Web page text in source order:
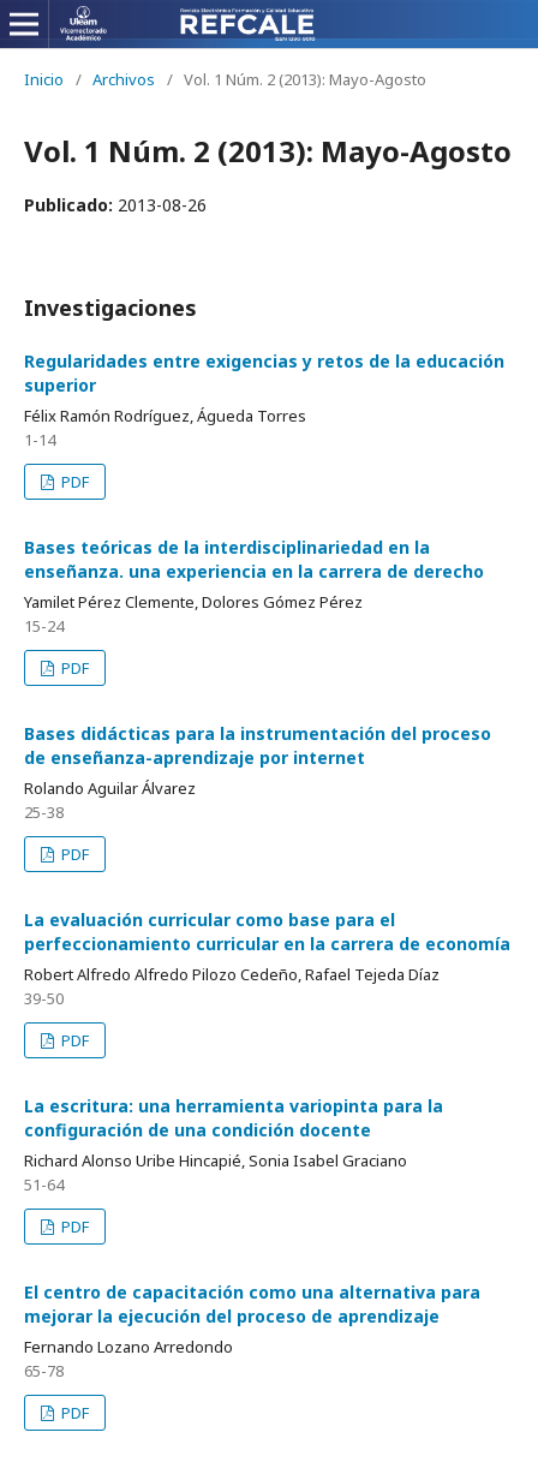
Inicio / Archivos / Vol. 1 Núm. 2 (2013): Mayo-Agosto
Vol. 1 Núm. 2 (2013): Mayo-Agosto
Publicado: 2013-08-26
Investigaciones
Regularidades entre exigencias y retos de la educación
superior
Félix Ramón Rodríguez, Águeda Torres
1-14
PDF
Bases teóricas de la interdisciplinariedad en la
enseñanza. una experiencia en la carrera de derecho
Yamilet Pérez Clemente, Dolores Gómez Pérez
15-24
PDF
Bases didácticas para la instrumentación del proceso
de enseñanza-aprendizaje por internet
Rolando Aguilar Álvarez
25-38
PDF
La evaluación curricular como base para el
perfeccionamiento curricular en la carrera de economía
Robert Alfredo Alfredo Pilozo Cedeño, Rafael Tejeda Díaz
39-50
PDF
La escritura: una herramienta variopinta para la
configuración de una condición docente
Richard Alonso Uribe Hincapié, Sonia Isabel Graciano
51-64
PDF
El centro de capacitación como una alternativa para
mejorar la ejecución del proceso de aprendizaje
Fernando Lozano Arredondo
65-78
PDF